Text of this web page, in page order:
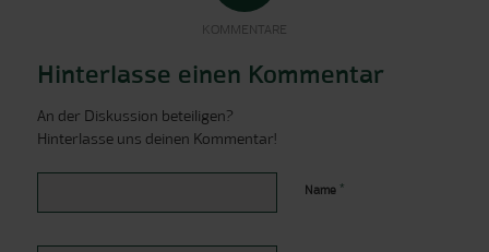
KOMMENTARE
Hinterlasse einen Kommentar
An der Diskussion beteiligen?
Hinterlasse uns deinen Kommentar!
Name *